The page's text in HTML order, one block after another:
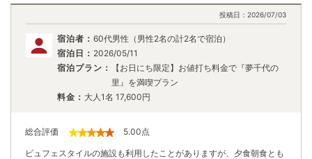
投稿日： 2026/07/03
宿泊者： 60代男性（男性2名の計2名で宿泊）
宿泊日： 2026/05/11
宿泊プラン：
【お日にち限定】お値打ち料金で『夢千代の
里』を満喫プラン
料金： 大人1名 17,600円
総合評価 5.00点
ビュフェスタイルの施設も利用したことがありますが、夕食朝食とも